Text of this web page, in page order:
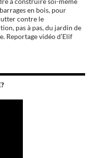
en bois, pour
contre le
pas à pas, du jardin de
Reportage vidéo d’Elif